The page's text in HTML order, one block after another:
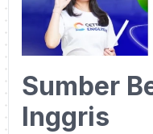
Sumber
Inggris